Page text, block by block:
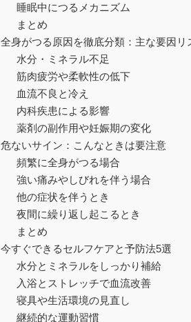
睡眠中につるメカニズム
まとめ
全身がつる原因を徹底分類：主な要因リ
水分・ミネラル不足
筋肉疲労や柔軟性の低下
血流不良と冷え
内科疾患による影響
薬剤の副作用や妊娠期の変化
危ないサイン：こんなときは要注意
頻繁に全身がつる場合
強い痛みやしびれを伴う場合
他の症状を伴うとき
夜間に繰り返し起こるとき
まとめ
今すぐできるセルフケアと予防法5選
水分とミネラルをしっかり補給
入浴とストレッチで血流改善
寝具や生活環境の見直し
継続的な運動習慣